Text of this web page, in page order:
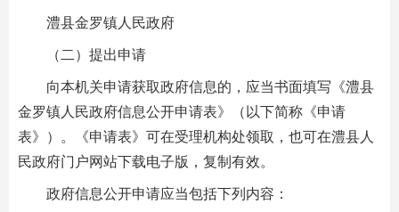
澧县金罗镇人民政府
（二）提出申请
向本机关申请获取政府信息的，应当书面填写《澧县
金罗镇人民政府信息公开申请表》（以下简称《申请
表》）。《申请表》可在受理机构处领取，也可在澧县人
民政府门户网站下载电子版，复制有效。
政府信息公开申请应当包括下列内容：